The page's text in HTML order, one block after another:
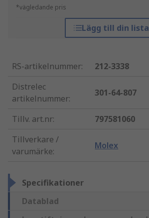
*vägledande pris
Lägg till din lista
RS-artikelnummer:
212-3338
Distrelec
artikelnummer:
301-64-807
Tillv. art.nr:
797581060
Tillverkare /
varumärke:
Molex
Specifikationer
Datablad